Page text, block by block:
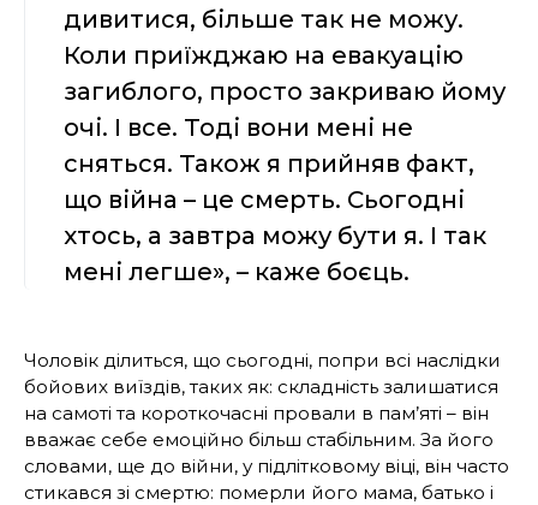
дивитися, більше так не можу.
Коли приїжджаю на евакуацію
загиблого, просто закриваю йому
очі. І все. Тоді вони мені не
сняться. Також я прийняв факт,
що війна – це смерть. Сьогодні
хтось, а завтра можу бути я. І так
мені легше», – каже боєць.
Чоловік ділиться, що сьогодні, попри всі наслідки
бойових виїздів, таких як: складність залишатися
на самоті та короткочасні провали в пам’яті – він
вважає себе емоційно більш стабільним. За його
словами, ще до війни, у підлітковому віці, він часто
стикався зі смертю: померли його мама, батько і